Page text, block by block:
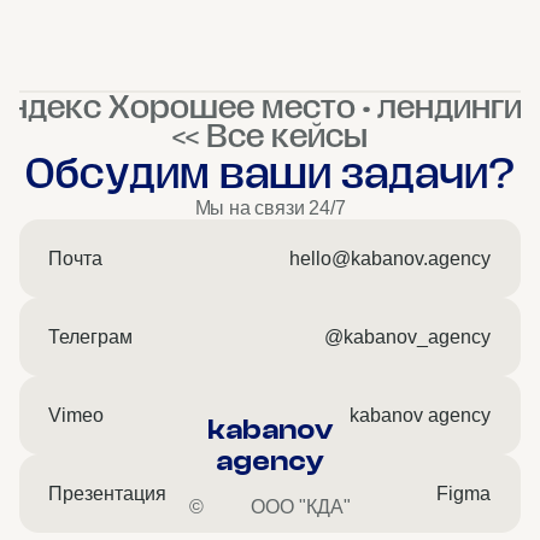
<< Все кейсы
Хорошее место • лендинги
Обсудим ваши задачи?
Мы на связи 24/7
Почта hello@kabanov.agency
Телеграм @kabanov_agency
Vimeo kabanov agency
Презентация Figma
kabanov
agency
© ООО "КДА"